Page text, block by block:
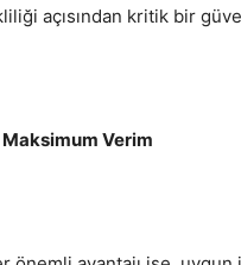
açısından kritik bir
Maksimum Verim